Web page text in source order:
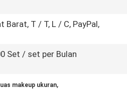
Barat, T / T, L / C, PayPal,
Set / set per Bulan
makeup ukuran,